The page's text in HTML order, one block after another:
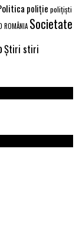
poliție polițiști
ROMÂNIA Societate
Știri stiri